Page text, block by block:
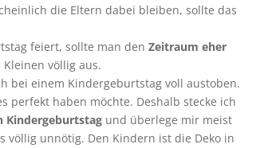
die Eltern dabei bleiben, sollte das
feiert, sollte man den Zeitraum eher
völlig aus.
bei einem Kindergeburtstag voll austoben.
perfekt haben möchte. Deshalb stecke ich
Kindergeburtstag und überlege mir meist
völlig unnötig. Den Kindern ist die Deko in